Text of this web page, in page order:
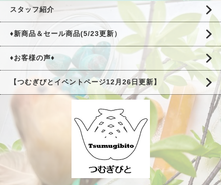
スタッフ紹介
♦新商品＆セール商品(5/23更新）
♦お客様の声♦
【つむぎびとイベントページ12月26日更新】